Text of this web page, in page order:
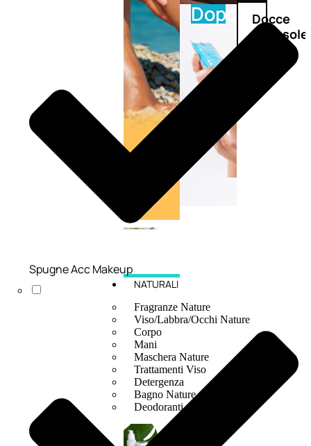
Doposole
Docce
doposole
NATURALI
Fragranze Nature
Viso/Labbra/Occhi Nature
Corpo
Mani
Maschera Nature
Trattamenti Viso
Detergenza
Bagno Nature
Deodoranti
Spugne Acc Makeup